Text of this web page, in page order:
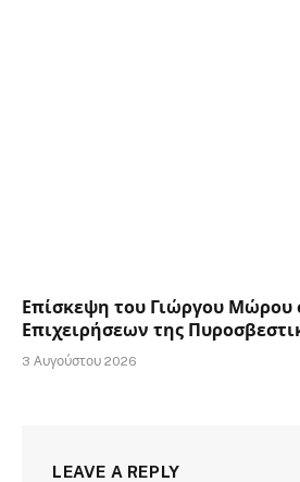
Επίσκεψη του Γιώργου Μώρου
Επιχειρήσεων της
3 Αυγούστου 2026
LEAVE A REPLY